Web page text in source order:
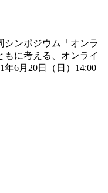
ンポジウム「オンラ
もに考える、オンライ
6月20日（日）14:00